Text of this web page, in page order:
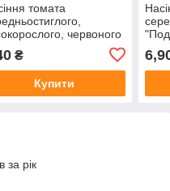
томата
червоного
лоб» (0,15 г) від
Україна
₴
Купити
за рік